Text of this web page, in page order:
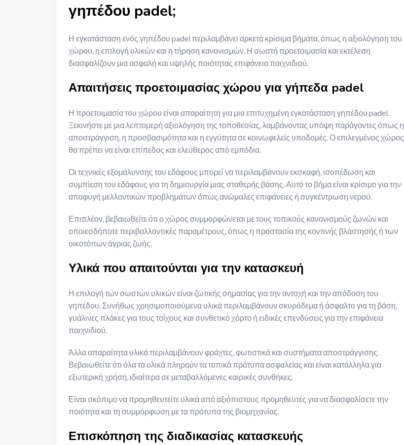
γηπέδου padel;
Η εγκατάσταση ενός γηπέδου padel περιλαμβάνει αρκετά κρίσιμα βήματα, όπως η αξιολόγηση του
χώρου, η επιλογή υλικών και η τήρηση κανονισμών. Η σωστή προετοιμασία και εκτέλεση
διασφαλίζουν μια ασφαλή και υψηλής ποιότητας επιφάνεια παιχνιδιού.
Απαιτήσεις προετοιμασίας χώρου για γήπεδα padel
Η προετοιμασία του χώρου είναι απαραίτητη για μια επιτυχημένη εγκατάσταση γηπέδου padel.
Ξεκινήστε με μια λεπτομερή αξιολόγηση της τοποθεσίας, λαμβάνοντας υπόψη παράγοντες όπως η
αποστράγγιση, η προσβασιμότητα και η εγγύτητα σε κοινωφελείς υποδομές. Ο επιλεγμένος χώρος
θα πρέπει να είναι επίπεδος και ελεύθερος από εμπόδια.
Οι τεχνικές εξομάλυνσης του εδάφους μπορεί να περιλαμβάνουν εκσκαφή, ισοπέδωση και
συμπίεση του εδάφους για τη δημιουργία μιας σταθερής βάσης. Αυτό το βήμα είναι κρίσιμο για την
αποφυγή μελλοντικών προβλημάτων όπως ανώμαλες επιφάνειες ή συγκέντρωση νερού.
Επιπλέον, βεβαιωθείτε ότι ο χώρος συμμορφώνεται με τους τοπικούς κανονισμούς ζωνών και
οποιεσδήποτε περιβαλλοντικές παραμέτρους, όπως η προστασία της κοντινής βλάστησης ή των
οικοτόπων άγριας ζωής.
Υλικά που απαιτούνται για την κατασκευή
Η επιλογή των σωστών υλικών είναι ζωτικής σημασίας για την αντοχή και την απόδοση του
γηπέδου. Συνήθως χρησιμοποιούμενα υλικά περιλαμβάνουν σκυρόδεμα ή άσφαλτο για τη βάση,
γυάλινες πλάκες για τους τοίχους και συνθετικό χόρτο ή ειδικές επενδύσεις για την επιφάνεια
παιχνιδιού.
Άλλα απαραίτητα υλικά περιλαμβάνουν φράχτες, φωτιστικά και συστήματα αποστράγγισης.
Βεβαιωθείτε ότι όλα τα υλικά πληρούν τα τοπικά πρότυπα ασφαλείας και είναι κατάλληλα για
εξωτερική χρήση, ιδιαίτερα σε μεταβαλλόμενες καιρικές συνθήκες.
Είναι σκόπιμο να προμηθευτείτε υλικά από αξιόπιστους προμηθευτές για να διασφαλίσετε την
ποιότητα και τη συμμόρφωση με τα πρότυπα της βιομηχανίας.
Επισκόπηση της διαδικασίας κατασκευής